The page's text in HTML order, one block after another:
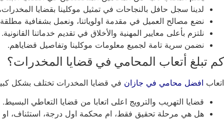
لدينا سجل حافل بالنجاحات في تمثيل موكلينا بقضايا
نضع مصالح العميل في مقدمة اولوياتنا، ونعمل بشفافية
نلتزم بأعلى معايير المهنية والأخلاق في تقديم خدماتنا القانونية.
نضمن سرية تامة لجميع معلومات موكلينا وتفاصيل قضاياهم.
كم تبلغ أتعاب المحامي في قضايا المخدرات؟
اتعاب افضل محامي في جازان في قضايا المخدرات تختلف بشكل
قضايا التهريب والترويج اعلى اتعابا من قضايا التعاطي البسيط.
هل هي مرحلة تحقيق فقط، ام محكمة اول درجة، استئناف،